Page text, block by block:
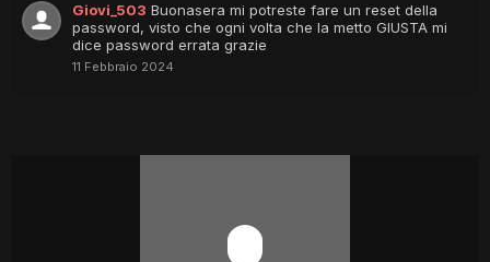
Giovi_503 Buonasera mi potreste fare un reset della
password, visto che ogni volta che la metto GIUSTA mi
dice password errata grazie
11 Febbraio 2024